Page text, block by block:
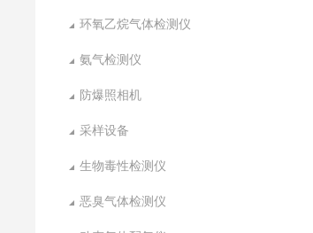
环氧乙烷气体检测仪
氨气检测仪
防爆照相机
采样设备
生物毒性检测仪
恶臭气体检测仪